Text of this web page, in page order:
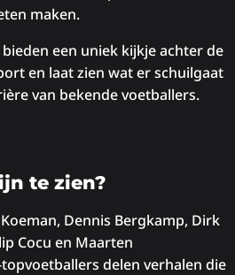
maken.
een uniek kijkje achter de
en laat zien wat er schuilgaat
van bekende voetballers.
te zien?
Dennis Bergkamp, Dirk
Cocu en Maarten
delen verhalen die